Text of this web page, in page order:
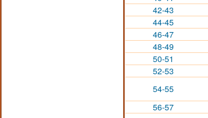
42-43
44-45
46-47
48-49
50-51
52-53
54-55
56-57